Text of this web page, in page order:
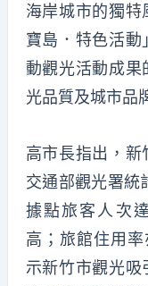
海岸城市的獨
寶島．特色活動
動觀光活動成果
光品質及城市品
高市長指出，新
交通部觀光署統
據點旅客人次
高；旅館住用
示新竹市觀光吸